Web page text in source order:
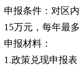
申报条件：对区
15万元，每年最
申报材料：
1.政策兑现申报表